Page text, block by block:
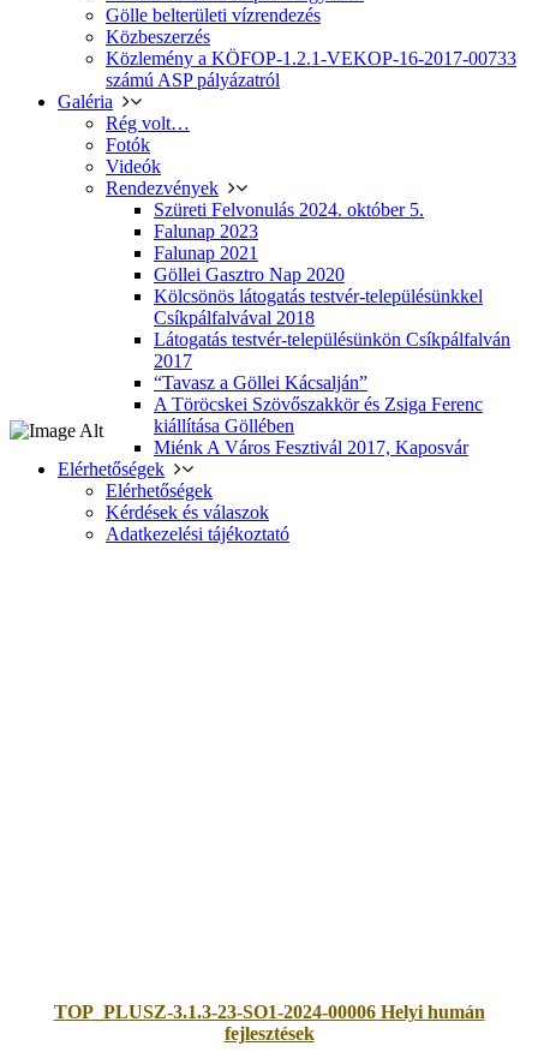
Gölle belterületi vízrendezés
Közbeszerzés
Közlemény a KÖFOP-1.2.1-VEKOP-16-2017-00733
számú ASP pályázatról
Galéria
Rég volt…
Fotók
Videók
Rendezvények
Szüreti Felvonulás 2024. október 5.
Falunap 2023
Falunap 2021
Göllei Gasztro Nap 2020
Kölcsönös látogatás testvér-településünkkel
Csíkpálfalvával 2018
Látogatás testvér-településünkön Csíkpálfalván
2017
“Tavasz a Göllei Kácsalján”
A Töröcskei Szövőszakkör és Zsiga Ferenc
kiállítása Göllében
Miénk A Város Fesztivál 2017, Kaposvár
Elérhetőségek
Elérhetőségek
Kérdések és válaszok
Adatkezelési tájékoztató
TOP_PLUSZ-3.1.3-23-SO1-2024-00006 Helyi humán
fejlesztések